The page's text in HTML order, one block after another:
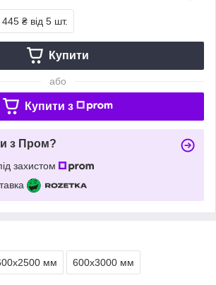
445 ₴ від 5 шт.
Купити
або
Купити з
з Пром?
захистом
мм 600х3000 мм